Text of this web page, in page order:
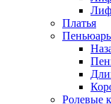
Лиф
Платья
Ролевые